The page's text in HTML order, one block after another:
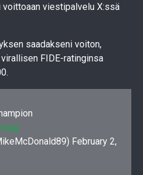
viestipalvelu X:ssä
saadakseni voiton,
FIDE-ratinginsa
February 2,